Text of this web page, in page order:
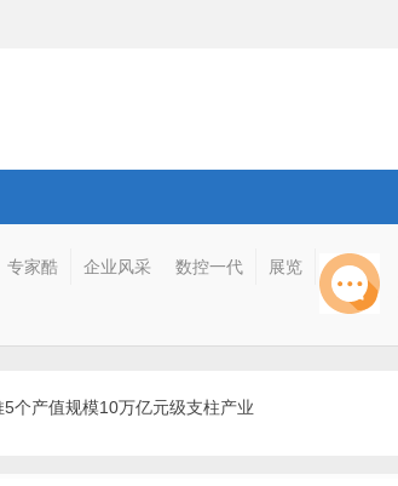
专家酷 企业风采 数控一代
展览
5个产值规模10万亿元级支柱产业